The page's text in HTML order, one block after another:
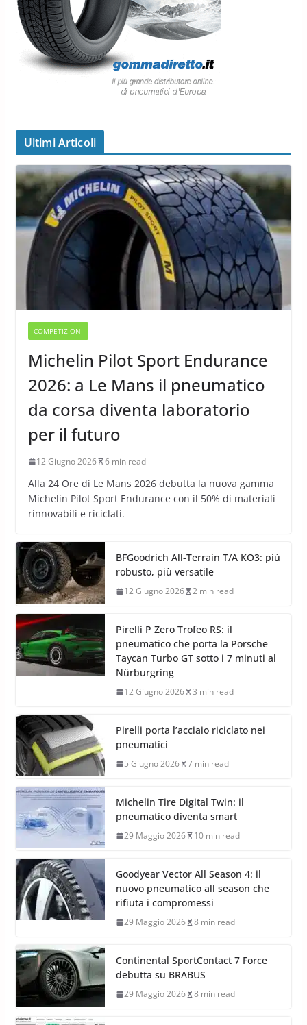
Ultimi Articoli
COMPETIZIONI
Michelin Pilot Sport Endurance
2026: a Le Mans il pneumatico
da corsa diventa laboratorio
per il futuro
12 Giugno 2026 6 min read
Alla 24 Ore di Le Mans 2026 debutta la nuova gamma
Michelin Pilot Sport Endurance con il 50% di materiali
rinnovabili e riciclati.
BFGoodrich All-Terrain T/A KO3: più
robusto, più versatile
12 Giugno 2026 2 min read
Pirelli P Zero Trofeo RS: il
pneumatico che porta la Porsche
Taycan Turbo GT sotto i 7 minuti al
Nürburgring
12 Giugno 2026 3 min read
Pirelli porta l’acciaio riciclato nei
pneumatici
5 Giugno 2026 7 min read
Michelin Tire Digital Twin: il
pneumatico diventa smart
29 Maggio 2026 10 min read
Goodyear Vector All Season 4: il
nuovo pneumatico all season che
rifiuta i compromessi
29 Maggio 2026 8 min read
Continental SportContact 7 Force
debutta su BRABUS
29 Maggio 2026 8 min read